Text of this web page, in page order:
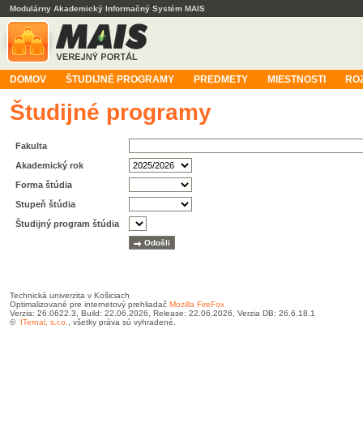
Modulárny Akademický Informačný Systém MAIS
DOMOV ŠTUDIJNÉ PROGRAMY PREDMETY MIESTNOSTI
Študijné programy
Fakulta
Akademický rok
Forma štúdia
Stupeň štúdia
Študijný program štúdia
Technická univerzita v Košiciach
Optimalizované pre internetový prehliadač Mozilla FireFox
Verzia: 26.0622.3, Build: 22.06.2026, Release: 22.06.2026, Verzia DB: 26.6.18.1
© ITernal, s.r.o. , všetky práva sú vyhradené.